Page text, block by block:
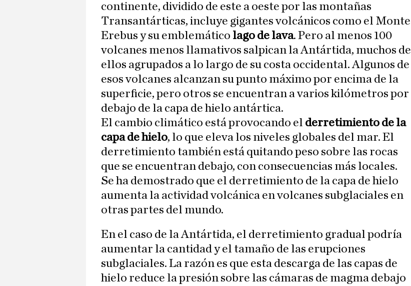
continente, dividido de este a oeste por las montañas
Transantárticas, incluye gigantes volcánicos como el Monte
Erebus y su emblemático lago de lava. Pero al menos 100
volcanes menos llamativos salpican la Antártida, muchos de
ellos agrupados a lo largo de su costa occidental. Algunos de
esos volcanes alcanzan su punto máximo por encima de la
superficie, pero otros se encuentran a varios kilómetros por
debajo de la capa de hielo antártica.
El cambio climático está provocando el derretimiento de la
capa de hielo, lo que eleva los niveles globales del mar. El
derretimiento también está quitando peso sobre las rocas
que se encuentran debajo, con consecuencias más locales.
Se ha demostrado que el derretimiento de la capa de hielo
aumenta la actividad volcánica en volcanes subglaciales en
otras partes del mundo.
En el caso de la Antártida, el derretimiento gradual podría
aumentar la cantidad y el tamaño de las erupciones
subglaciales. La razón es que esta descarga de las capas de
hielo reduce la presión sobre las cámaras de magma debajo